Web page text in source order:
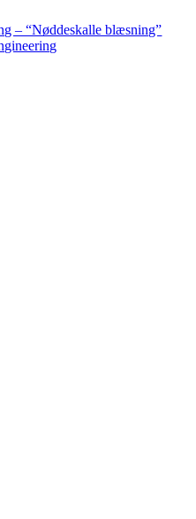
– “Nøddeskalle blæsning”